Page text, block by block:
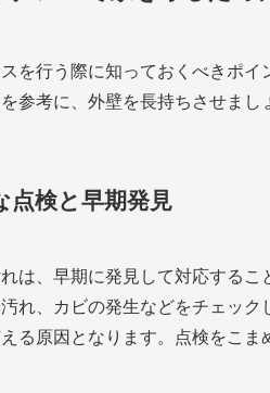
を行う際に知っておくべきポ
参考に、外壁を長持ちさせまし
点検と早期発見
は、早期に発見して対応する
れ、カビの発生などをチェッ
る原因となります。点検をこ